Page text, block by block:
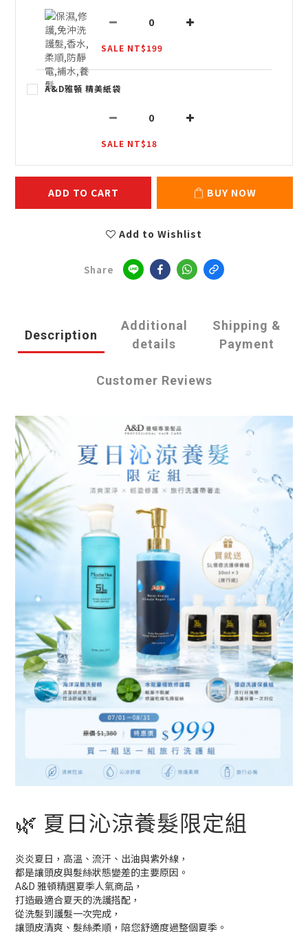
SALE NT$199
A&D雅頓 精美紙袋
SALE NT$18
ADD TO CART BUY NOW
Add to Wishlist
Share
Description
Additional
details
Shipping &
Payment
Customer Reviews
🌿 夏日沁涼養髮限定組
炎炎夏日，高溫、流汗、出油與紫外線，
都是讓頭皮與髮絲狀態變差的主要原因。
A&D 雅頓精選夏季人氣商品，
打造最適合夏天的洗護搭配，
從洗髮到護髮一次完成，
讓頭皮清爽、髮絲柔順，陪您舒適度過整個夏季。